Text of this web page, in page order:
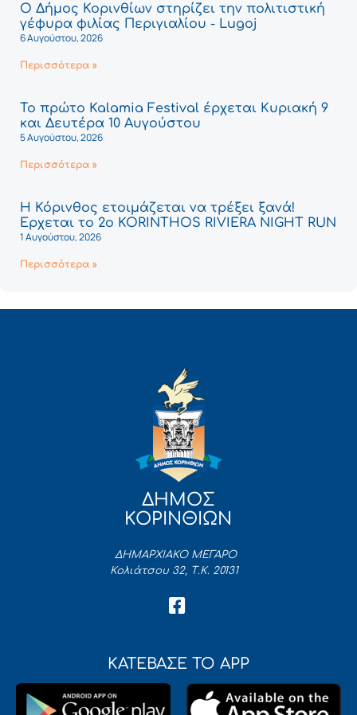
Ο Δήμος Κορινθίων στηρίζει την πολιτιστική
γέφυρα φιλίας Περιγιαλίου - Lugoj
6 Αυγούστου, 2026
Περισσότερα »
Το πρώτο Kalamia Festival έρχεται Κυριακή 9
και Δευτέρα 10 Αυγούστου
5 Αυγούστου, 2026
Περισσότερα »
Η Κόρινθος ετοιμάζεται να τρέξει ξανά!
Έρχεται το 2ο KORINTHOS RIVIERA NIGHT RUN
1 Αυγούστου, 2026
Περισσότερα »
ΔΗΜΟΣ
ΚΟΡΙΝΘΙΩΝ
ΔΗΜΑΡΧΙΑΚΟ ΜΕΓΑΡΟ
Κολιάτσου 32, Τ.Κ. 20131
ΚΑΤΕΒΑΣΕ ΤΟ APP